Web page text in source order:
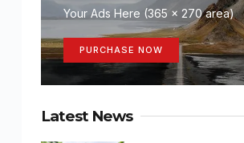
Your Ads Here (365 x 270 area)
PURCHASE NOW
Latest News